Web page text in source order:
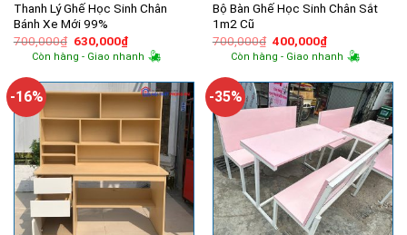
Thanh Lý Ghế Học Sinh Chân
Bánh Xe Mới 99%
700,000₫ Giá
gốc
là:
630,000₫Giá
hiện
tại
630,000₫.
Còn hàng - Giao nhanh
Bộ Bàn Ghế Học Sinh Chân Sắt
1m2 Cũ
700,000₫ Giá
gốc
là:
400,000₫Giá
hiện
tại
400,000₫.
Còn hàng - Giao nhanh
-16% -35%